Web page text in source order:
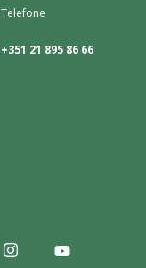
Telefone
+351 21 895 86 66